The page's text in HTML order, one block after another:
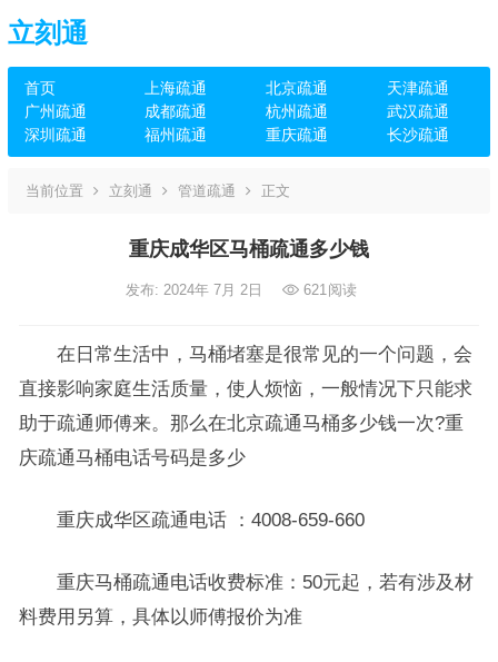
立刻通
首页 上海疏通 北京疏通
天津疏通
广州疏通
成都疏通 杭州疏通
武汉疏通
深圳疏通
福州疏通 重庆疏通 长沙疏通
当前位置 立刻通 管道疏通 正文
重庆成华区马桶疏通多少钱
发布: 2024年 7月 2日 621阅读
在日常生活中，马桶堵塞是很常见的一个问题，会
直接影响家庭生活质量，使人烦恼，一般情况下只能求
助于疏通师傅来。那么在北京疏通马桶多少钱一次?重
庆疏通马桶电话号码是多少
重庆成华区疏通电话 ：4008-659-660
重庆马桶疏通电话收费标准：50元起，若有涉及材
料费用另算，具体以师傅报价为准